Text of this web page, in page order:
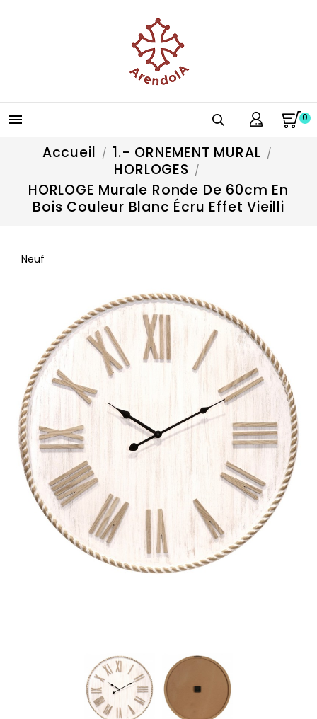
 0
Accueil
1.- ORNEMENT MURAL
HORLOGES
HORLOGE Murale Ronde De 60cm En
Bois Couleur Blanc Écru Effet Vieilli
Neuf